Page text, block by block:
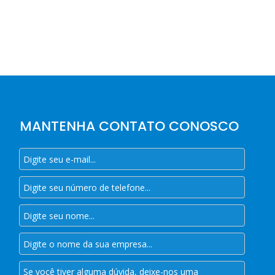
MANTENHA CONTATO CONOSCO